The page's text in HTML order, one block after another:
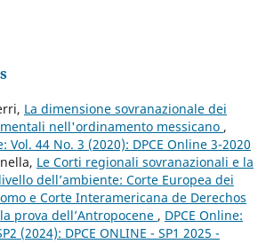
La dimensione sovranazionale dei
nell'ordinamento messicano ,
Vol. 44 No. 3 (2020): DPCE Online 3-2020
Le Corti regionali sovranazionali e la
dell’ambiente: Corte Europea dei
e Corte Interamericana de Derechos
prova dell’Antropocene , DPCE Online:
(2024): DPCE ONLINE - SP1 2025 -